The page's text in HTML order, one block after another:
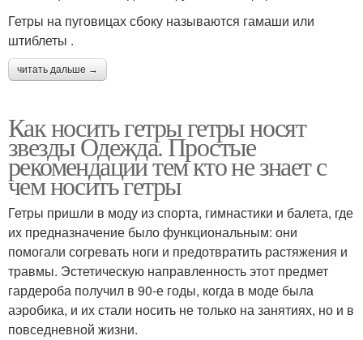
Гетры на пуговицах сбоку называются гамаши или
штиблеты .
читать дальше →
Как носить гетры гетры носят
звезды Одежда. Простые
рекомендации тем кто не знает с
чем носить гетры
Гетры пришли в моду из спорта, гимнастики и балета, где
их предназначение было функциональным: они
помогали согревать ноги и предотвратить растяжения и
травмы. Эстетическую направленность этот предмет
гардероба получил в 90-е годы, когда в моде была
аэробика, и их стали носить не только на занятиях, но и в
повседневной жизни.